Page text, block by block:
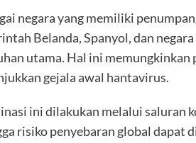
negara yang memiliki
Belanda, Spanyol, dan
utama. Hal ini
gejala awal hantavirus.
ini dilakukan melalui saluran
risiko penyebaran global dapat